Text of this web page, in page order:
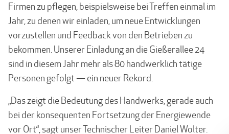
Firmen zu pflegen, beispielsweise bei Treffen einmal im
Jahr, zu denen wir einladen, um neue Entwicklungen
vorzustellen und Feedback von den Betrieben zu
bekommen. Unserer Einladung an die Gießerallee 24
sind in diesem Jahr mehr als 80 handwerklich tätige
Personen gefolgt — ein neuer Rekord.
„Das zeigt die Bedeutung des Handwerks, gerade auch
bei der konsequenten Fortsetzung der Energiewende
vor Ort“, sagt unser Technischer Leiter Daniel Wolter.